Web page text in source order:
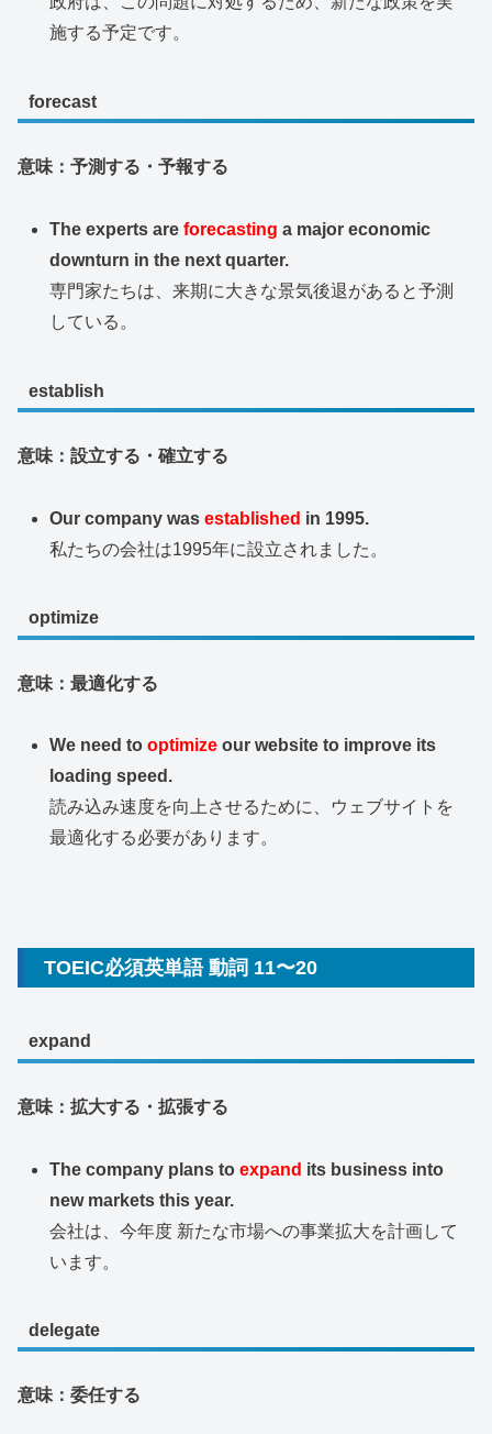
施する予定です。
forecast
意味：予測する・予報する
The experts areforecasting a major economic
downturn in the next quarter.
専門家たちは、来期に大きな景気後退があると予測
している。
establish
意味：設立する・確立する
Our company was established in 1995.
私たちの会社は1995年に設立されました。
optimize
意味：最適化する
We need tooptimize our website to improve its
loading speed.
読み込み速度を向上させるために、ウェブサイトを
最適化する必要があります。
TOEIC必須英単語 動詞 11〜20
expand
意味：拡大する・拡張する
The company plans toexpand its business into
new markets this year.
会社は、今年度 新たな市場への事業拡大を計画して
います。
delegate
意味：委任する